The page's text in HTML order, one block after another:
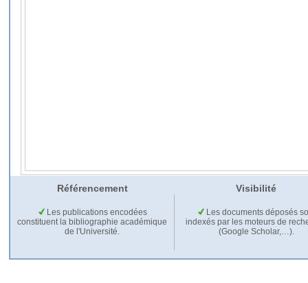
Référencement Visibilité
Les publications encodées
constituent la bibliographie académique
de l'Université.
Les documents déposés
indexés par les moteurs de
(Google Scholar,…).